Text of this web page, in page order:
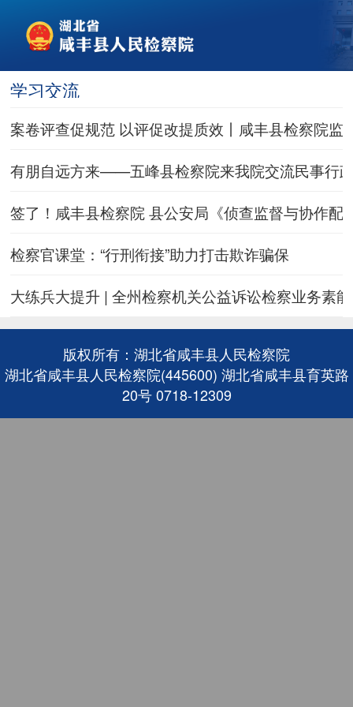
学习交流
案卷评查促规范 以评促改提质效丨咸丰县检察院
有朋自远方来——五峰县检察院来我院交流民事行
签了！咸丰县检察院 县公安局《侦查监督与协作配
检察官课堂：“行刑衔接”助力打击欺诈骗保
大练兵大提升 | 全州检察机关公益诉讼检察业务素
版权所有：湖北省咸丰县人民检察院
湖北省咸丰县人民检察院(445600) 湖北省咸丰县育英路
20号 0718-12309